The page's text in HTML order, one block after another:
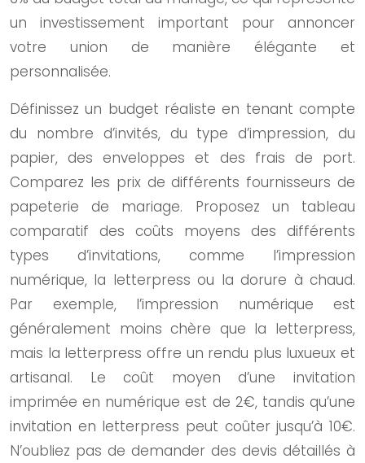
un investissement important pour annoncer
votre union de manière élégante et
personnalisée.
Définissez un budget réaliste en tenant compte
du nombre d’invités, du type d’impression, du
papier, des enveloppes et des frais de port.
Comparez les prix de différents fournisseurs de
papeterie de mariage. Proposez un tableau
comparatif des coûts moyens des différents
types d’invitations, comme l’impression
numérique, la letterpress ou la dorure à chaud.
Par exemple, l’impression numérique est
généralement moins chère que la letterpress,
mais la letterpress offre un rendu plus luxueux et
artisanal. Le coût moyen d’une invitation
imprimée en numérique est de 2€, tandis qu’une
invitation en letterpress peut coûter jusqu’à 10€.
N’oubliez pas de demander des devis détaillés à